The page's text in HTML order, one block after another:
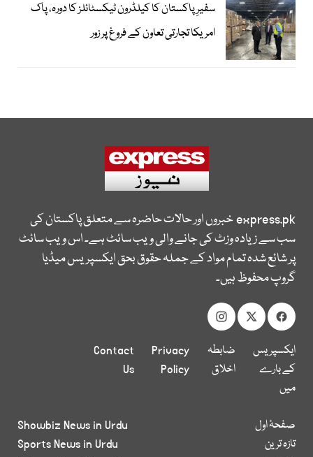
سفیرِ پاکستان کا کیلڈرون ٹیکسٹائلز کا دورہ، پاک
امریکا تجارتی تعاون کے فروغ پر زور
express.pkخبروں اور حالات حاضرہ سے متعلق پاکستان کی
سب سے زیادہ وزٹ کی جانے والی ویب سائٹ ہے۔ اس ویب سائٹ
پر شائع شدہ تمام مواد کے جملہ حقوق بحق ایکسپریس میڈیا
گروپ محفوظ ہیں۔
ایکسپریس
کے بارے
میں
ضابطہ
اخلاق
Privacy
Policy
Contact
Us
صفحۂ اول
تازہ ترین
Showbiz News in Urdu
Sports News in Urdu